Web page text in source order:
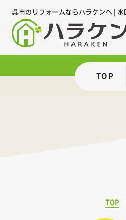
呉市のリフォームならハラケンへ |
TOP
TOP